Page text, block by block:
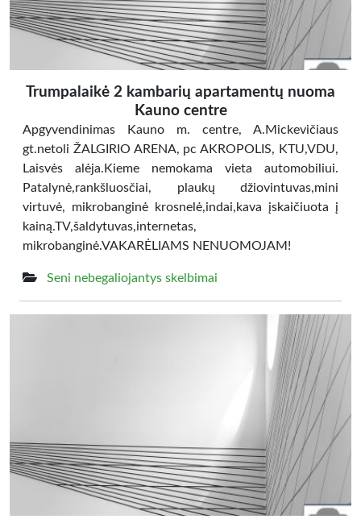
Trumpalaikė 2 kambarių apartamentų nuoma
Kauno centre
Apgyvendinimas Kauno m. centre, A.Mickevičiaus
gt.netoli ŽALGIRIO ARENA, pc AKROPOLIS, KTU,VDU,
Laisvės alėja.Kieme nemokama vieta automobiliui.
Patalynė,rankšluosčiai, plaukų džiovintuvas,mini
virtuvė, mikrobanginė krosnelė,indai,kava įskaičiuota į
kainą.TV,šaldytuvas,internetas,
mikrobanginė.VAKARĖLIAMS NENUOMOJAM!
Seni nebegaliojantys skelbimai